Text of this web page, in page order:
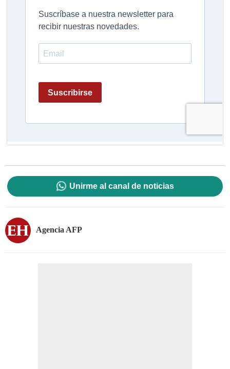
Unirme al canal de noticias
Agencia AFP